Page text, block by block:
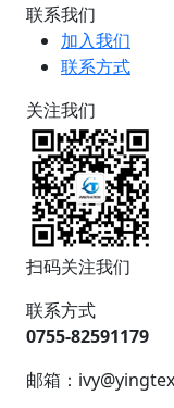
联系我们
加入我们
联系方式
关注我们
扫码关注我们
联系方式
0755-82591179
邮箱：